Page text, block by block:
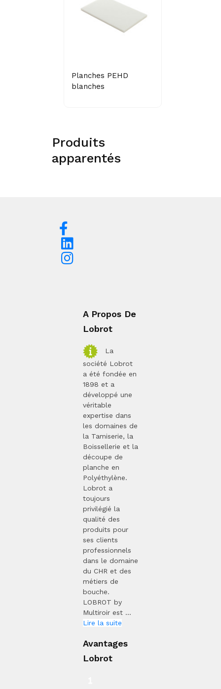
Planches PEHD
blanches
Produits
apparentés
A Propos De
Lobrot
La
société Lobrot
a été fondée en
1898 et a
développé une
véritable
expertise dans
les domaines de
la Tamiserie, la
Boissellerie et la
découpe de
planche en
Polyéthylène.
Lobrot a
toujours
privilégié la
qualité des
produits pour
ses clients
professionnels
dans le domaine
du CHR et des
métiers de
bouche.
LOBROT by
Multiroir est ...
Lire la suite
Avantages
Lobrot